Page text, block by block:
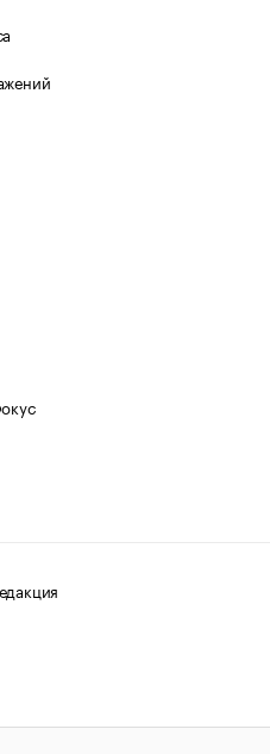
авторских прав